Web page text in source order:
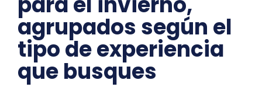
agrupados según el
tipo de experiencia
que busques